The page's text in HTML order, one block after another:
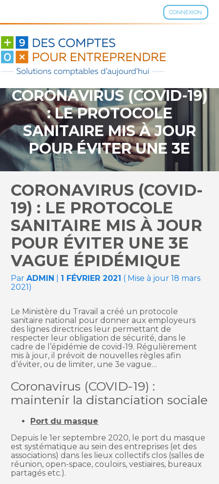
CONNEXION
Aller
contenu
CORONAVIRUS (COVID-19)
: LE PROTOCOLE
SANITAIRE MIS À JOUR
POUR ÉVITER UNE 3E
VAGUE ÉPIDÉMIQUE
CORONAVIRUS (COVID-
19) : LE PROTOCOLE
SANITAIRE MIS À JOUR
POUR ÉVITER UNE 3E
VAGUE ÉPIDÉMIQUE
ParADMIN 1 FÉVRIER 2021 ( Mise à jour 18 mars
2021)
Le Ministère du Travail a créé un protocole
sanitaire national pour donner aux employeurs
des lignes directrices leur permettant de
respecter leur obligation de sécurité, dans le
cadre de l’épidémie de covid-19. Régulièrement
mis à jour, il prévoit de nouvelles règles afin
d’éviter, ou de limiter, une 3e vague…
Coronavirus (COVID-19) :
maintenir la distanciation sociale
Port du masque
Depuis le 1er septembre 2020, le port du masque
est systématique au sein des entreprises (et des
associations) dans les lieux collectifs clos (salles de
réunion, open-space, couloirs, vestiaires, bureaux
partagés etc.).